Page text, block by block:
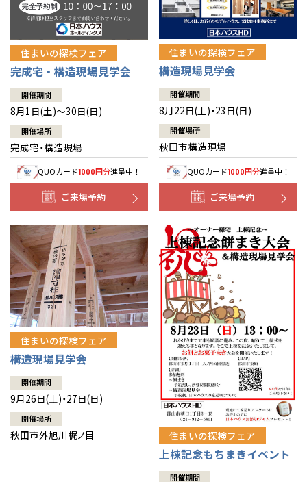
住まいの探検フェア
完成宅・構造現場見学会
開催期間
8月1日(土)～30日(日)
開催場所
完成宅・構造現場
QUOカード1000円分進呈中！
ご来場予約
住まいの探検フェア
構造現場見学会
開催期間
8月22日(土)・23日(日)
開催場所
秋田市構造現場
QUOカード1000円分進呈中！
ご来場予約
住まいの探検フェア
構造現場見学会
開催期間
9月26日(土)・27日(日)
開催場所
秋田市外旭川梶ノ目 住まいの探検フェア
上棟記念もちまきイベント
開催期間
山口
徳島
高知
鹿児島
長崎
沖縄